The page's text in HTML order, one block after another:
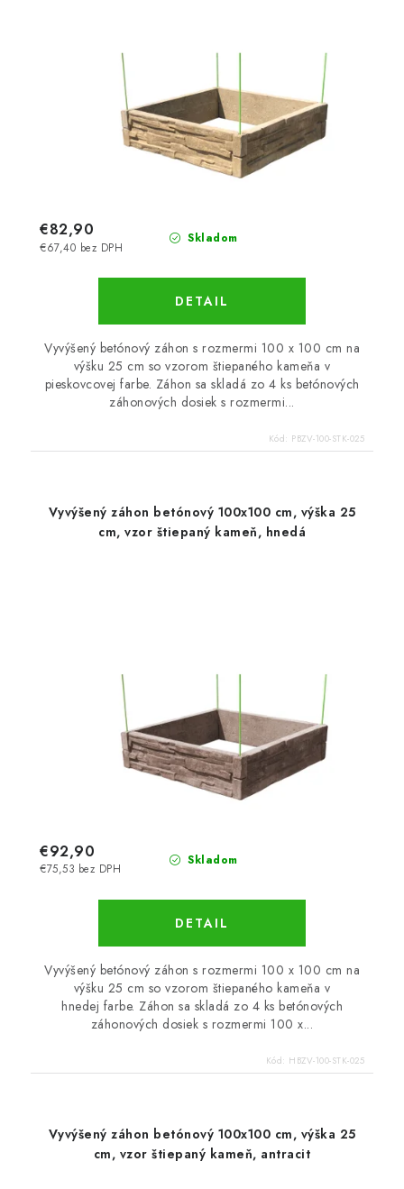
Skladom
€67,40 bez DPH
€82,90
DETAIL
Vyvýšený betónový záhon s rozmermi 100 x 100 cm na
výšku 25 cm so vzorom štiepaného kameňa v
pieskovcovej farbe. Záhon sa skladá zo 4 ks betónových
záhonových dosiek s rozmermi...
Kód: PBZV-100-STK-025
Vyvýšený záhon betónový 100x100 cm, výška 25
cm, vzor štiepaný kameň, hnedá
Skladom
€75,53 bez DPH
€92,90
DETAIL
Vyvýšený betónový záhon s rozmermi 100 x 100 cm na
výšku 25 cm so vzorom štiepaného kameňa v
hnedej farbe. Záhon sa skladá zo 4 ks betónových
záhonových dosiek s rozmermi 100 x...
Kód: HBZV-100-STK-025
Vyvýšený záhon betónový 100x100 cm, výška 25
cm, vzor štiepaný kameň, antracit